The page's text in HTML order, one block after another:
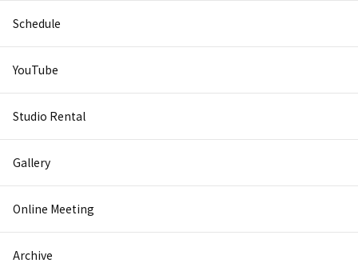
Schedule
YouTube
Studio Rental
Gallery
Online Meeting
Archive